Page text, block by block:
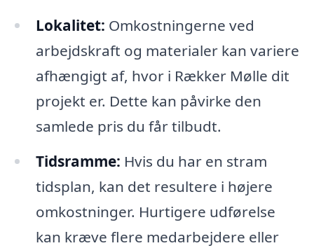
Lokalitet: Omkostningerne ved
arbejdskraft og materialer kan variere
afhængigt af, hvor i Rækker Mølle dit
projekt er. Dette kan påvirke den
samlede pris du får tilbudt.
Tidsramme: Hvis du har en stram
tidsplan, kan det resultere i højere
omkostninger. Hurtigere udførelse
kan kræve flere medarbejdere eller